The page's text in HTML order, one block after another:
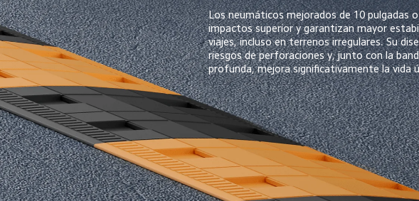
Los neumáticos mejorados de 10 pulgadas
impactos superior y garantizan mayor
viajes, incluso en terrenos irregulares. Su
riesgos de perforaciones y, junto con la
profunda, mejora significativamente la vida